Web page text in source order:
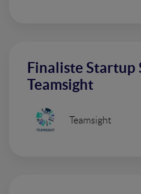
Finaliste Startup
Teamsight
Teamsight